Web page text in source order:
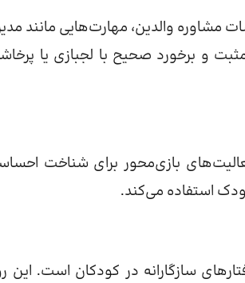
مشاوره والدین، مهارت‌هایی مانند
و برخورد صحیح با لجبازی یا
بازی‌محور برای شناخت
استفاده می‌کند.
سازگارانه در کودکان است.